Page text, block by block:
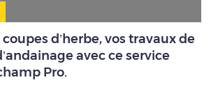
d’herbe, vos travaux de
avec ce service
Pro.